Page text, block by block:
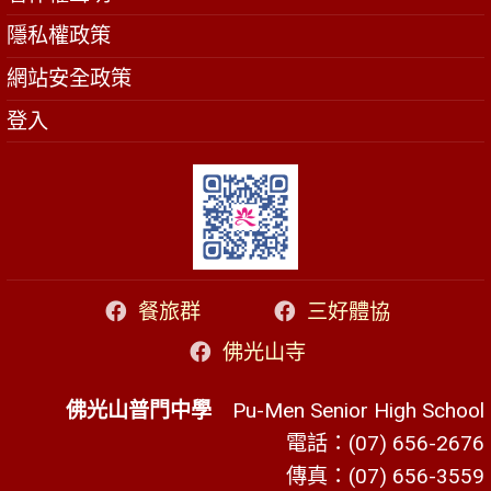
隱私權政策
網站安全政策
登入
餐旅群
三好體協
佛光山寺
佛光山普門中學 Pu-Men Senior High School
電話：(07) 656-2676
傳真：(07) 656-3559